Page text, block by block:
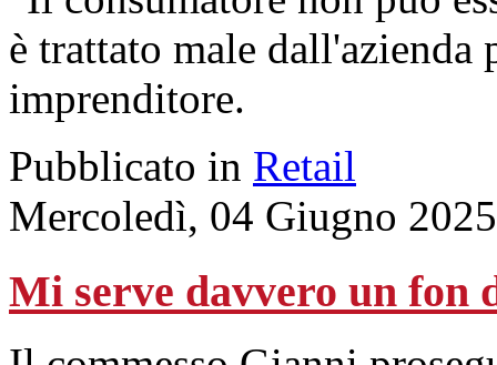
è trattato male
imprenditore.
Pubblicato in Retail
Mercoledì, 04 Giugno
Mi serve davvero un fon